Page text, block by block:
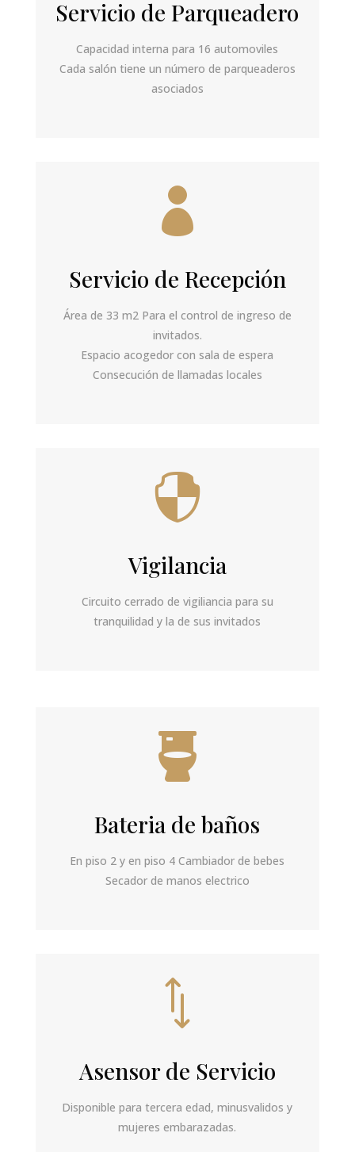
Servicio de Parqueadero
Capacidad interna para 16 automoviles
Cada salón tiene un número de parqueaderos
asociados

Servicio de Recepción
Área de 33 m2 Para el control de ingreso de
invitados.
Espacio acogedor con sala de espera
Consecución de llamadas locales

Vigilancia
Circuito cerrado de vigiliancia para su
tranquilidad y la de sus invitados

Bateria de baños
En piso 2 y en piso 4 Cambiador de bebes
Secador de manos electrico
*
Asensor de Servicio
Disponible para tercera edad, minusvalidos y
mujeres embarazadas.